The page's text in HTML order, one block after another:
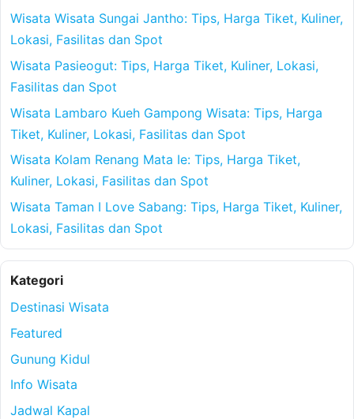
Wisata Wisata Sungai Jantho: Tips, Harga Tiket, Kuliner,
Lokasi, Fasilitas dan Spot
Wisata Pasieogut: Tips, Harga Tiket, Kuliner, Lokasi,
Fasilitas dan Spot
Wisata Lambaro Kueh Gampong Wisata: Tips, Harga
Tiket, Kuliner, Lokasi, Fasilitas dan Spot
Wisata Kolam Renang Mata Ie: Tips, Harga Tiket,
Kuliner, Lokasi, Fasilitas dan Spot
Wisata Taman I Love Sabang: Tips, Harga Tiket, Kuliner,
Lokasi, Fasilitas dan Spot
Kategori
Destinasi Wisata
Featured
Gunung Kidul
Info Wisata
Jadwal Kapal